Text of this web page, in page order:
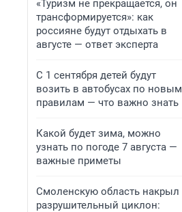
«Туризм не прекращается, он
трансформируется»: как
россияне будут отдыхать в
августе — ответ эксперта
С 1 сентября детей будут
возить в автобусах по новым
правилам — что важно знать
Какой будет зима, можно
узнать по погоде 7 августа —
важные приметы
Смоленскую область накрыл
разрушительный циклон: